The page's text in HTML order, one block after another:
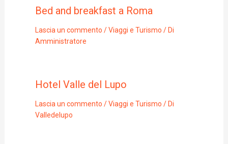
Bed and breakfast a Roma
Lascia un commento /Viaggi e Turismo / Di
Amministratore
Hotel Valle del Lupo
Lascia un commento /Viaggi e Turismo / Di
Valledelupo